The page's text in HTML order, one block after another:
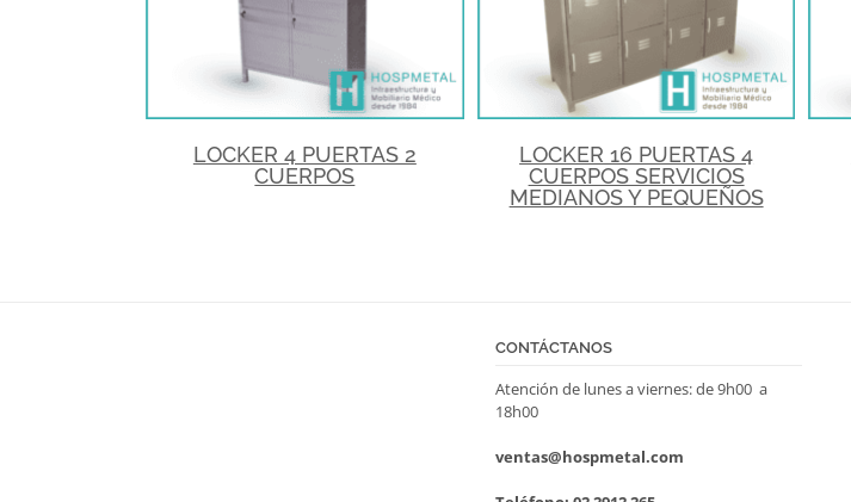
LOCKER 4 PUERTAS 2
CUERPOS
LOCKER 16 PUERTAS 4
CUERPOS SERVICIOS
MEDIANOS Y PEQUEÑOS
CONTÁCTANOS
Atención de lunes a viernes: de 9h00 a
18h00
ventas@hospmetal.com